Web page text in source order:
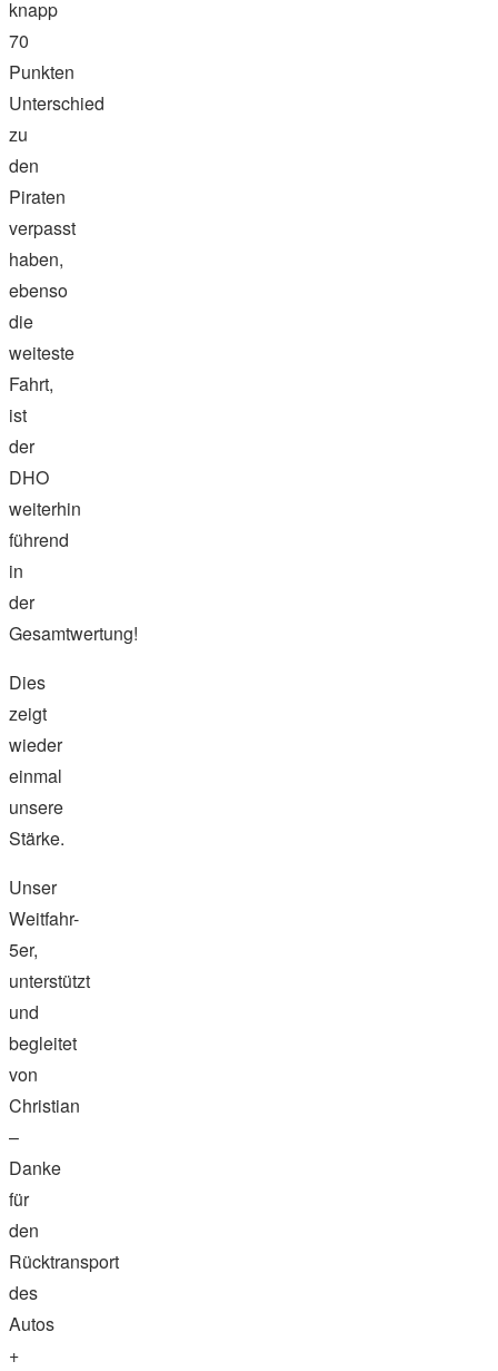
knapp
70
Punkten
Unterschied
zu
den
Piraten
verpasst
haben,
ebenso
die
weiteste
Fahrt,
ist
der
DHO
weiterhin
führend
in
der
Gesamtwertung!
Dies
zeigt
wieder
einmal
unsere
Stärke.
Unser
Weitfahr-
5er,
unterstützt
und
begleitet
von
Christian
–
Danke
für
den
Rücktransport
des
Autos
+